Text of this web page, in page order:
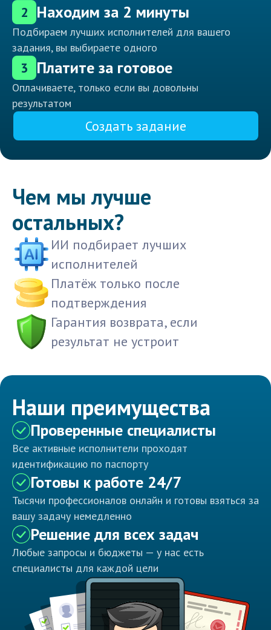
2 Находим за 2 минуты
Подбираем лучших исполнителей для вашего
задания, вы выбираете одного
3 Платите за готовое
Оплачиваете, только если вы довольны
результатом
Создать задание
Чем мы лучше
остальных?
ИИ подбирает лучших
исполнителей
Платёж только после
подтверждения
Гарантия возврата, если
результат не устроит
Наши преимущества
Проверенные специалисты
Все активные исполнители проходят
идентификацию по паспорту
Готовы к работе 24/7
Тысячи профессионалов онлайн и готовы взяться за
вашу задачу немедленно
Решение для всех задач
Любые запросы и бюджеты — у нас есть
специалисты для каждой цели